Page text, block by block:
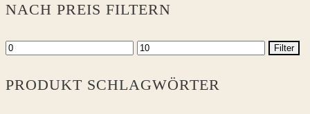
NACH PREIS FILTERN
Min.
Max.
Filter
PRODUKT SCHLAGWÖRTER